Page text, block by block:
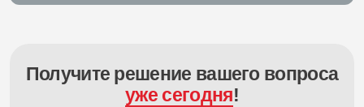
Получите решение вашего вопроса
уже сегодня!